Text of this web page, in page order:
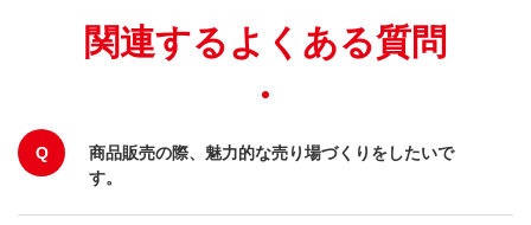
関連するよくある質問
Q
商品販売の際、魅力的な売り場づくりをしたいで
す。